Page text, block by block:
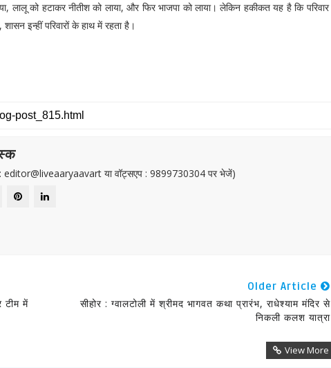
लालू को हटाकर नीतीश को लाया, और फिर भाजपा को लाया। लेकिन हकीकत यह है कि परिवार
इन्हीं परिवारों के हाथ में रहता है।
: editor@liveaaryaavart या वॉट्सएप : 9899730304 पर भेजें)
टीम में
Older Article
सीहोर : ग्वालटोली में श्रीमद भागवत कथा प्रारंभ, राधेश्याम मंदिर से
निकली कलश यात्रा
View More